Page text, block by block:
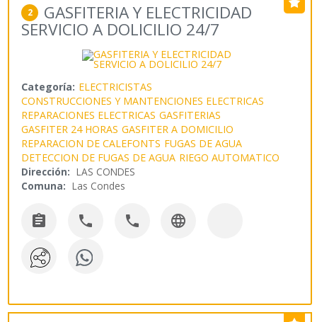
2 GASFITERIA Y ELECTRICIDAD
SERVICIO A DOLICILIO 24/7
Categoría: ELECTRICISTAS
CONSTRUCCIONES Y MANTENCIONES ELECTRICAS
REPARACIONES ELECTRICAS GASFITERIAS
GASFITER 24 HORAS GASFITER A DOMICILIO
REPARACION DE CALEFONTS FUGAS DE AGUA
DETECCION DE FUGAS DE AGUA RIEGO AUTOMATICO
Dirección: LAS CONDES
Comuna: Las Condes
   